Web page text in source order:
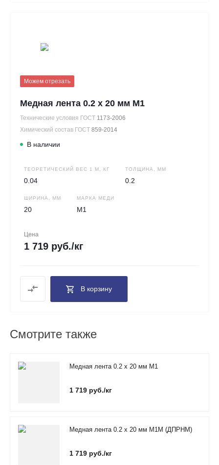
Можем отрезать
Медная лента 0.2 х 20 мм М1
Технические условия ГОСТ 1173-2006
Химический состав ГОСТ 859-2014
В наличии
ТЕОРЕТИЧЕСКИЙ ВЕС 1 М, КГ
0.04
ТОЛЩИНА, ММ
0.2
ШИРИНА, ММ
20
МАРКА МЕДИ
М1
Цена
1 719 руб./кг
В корзину
Смотрите также
Медная лента 0.2 х 20 мм М1
1 719 руб./кг
Медная лента 0.2 х 20 мм М1М (ДПРНМ)
1 719 руб./кг